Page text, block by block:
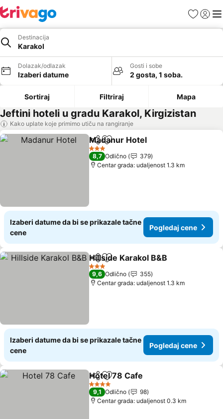
FavoritiPrijavi
Destinacija
Karakol
Dolazak/odlazak
Izaberi datume
Gosti i sobe
2 gosta, 1 soba.
Sortiraj Filtriraj Mapa
Jeftini hoteli u gradu Karakol, Kirgizistan
Kako uplate koje primimo utiču na rangiranje
Deli Dodati u favorite
Madanur Hotel
3 Zvezdice
8,7 Odlično
379
Centar grada: udaljenost 1.3 km
Izaberi datume da bi se prikazale tačne
cene
Pogledaj cene
Deli Dodati u favorite
Hillside Karakol B&B
3 Zvezdice
9,6 Odlično
355
Centar grada: udaljenost 1.3 km
Izaberi datume da bi se prikazale tačne
cene
Pogledaj cene
Deli Dodati u favorite
Hotel 78 Cafe
4 Zvezdice
9,1 Odlično
98
Centar grada: udaljenost 0.3 km